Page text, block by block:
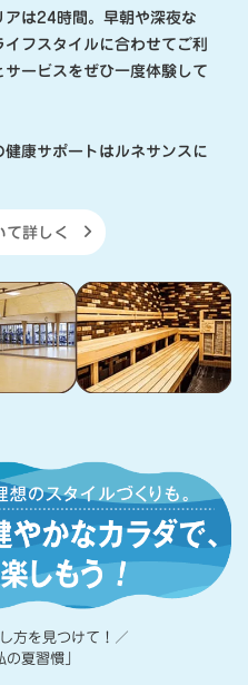
アは24時間。早朝や深夜な
フスタイルに合わせてご利
ービスをぜひ一度体験して
康サポートはルネサンスに
詳しく
方を見つけて！／
の夏習慣」